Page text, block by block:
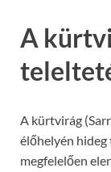
A
A kürtvirág
élőhelyén hideg
megfelelően